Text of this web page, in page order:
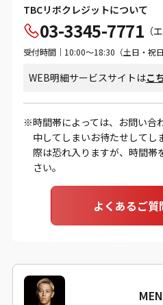
TBCリボクレジットについて
03-3345-7771 （
受付時間｜10:00～18:30（土日・祝
WEB明細サービスサイトはこ
時間帯によっては、お問い合
中してしまいお待たせしてし
際は恐れ入りますが、時間帯
さい。
よくあるご質